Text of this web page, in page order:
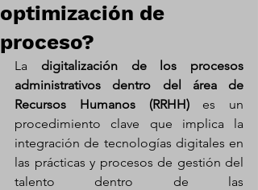
optimización de
proceso?
La digitalización de los procesos
administrativos dentro del área de
Recursos Humanos (RRHH) es un
procedimiento clave que implica la
integración de tecnologías digitales en
las prácticas y procesos de gestión del
talento dentro de las